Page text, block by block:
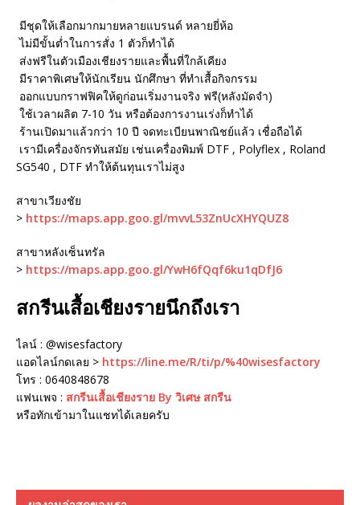
มีชุดให้เลือกมากมายหลายแบรนด์ หลายยี่ห้อ
ไม่มีขั้นต่ำในการสั่ง 1 ตัวก็ทำได้
ส่งฟรีในตัวเมืองเชียงรายและพื้นที่ใกล้เคียง
มีราคาพิเศษให้นักเรียน นักศึกษา ที่ทำเสื้อกิจกรรม
ออกแบบกราฟฟิคให้ดูก่อนเริ่มงานจริง ฟรี(หลังมัดจำ)
ใช้เวลาผลิต 7-10 วัน หรือต้องการงานเร่งก็ทำได้
ร้านเปิดมาแล้วกว่า 10 ปี จดทะเบียนพาณิชย์แล้ว เชื่อถือได้
เรามีเครื่องจักรทันสมัย เช่นเครื่องพิมพ์ DTF , Polyflex , Roland
SG540 , DTF ทำให้ต้นทุนเราไม่สูง
สาขาเวียงชัย
> https://maps.app.goo.gl/mvvL53ZnUcXHYQUZ8
สาขาหลังเซ็นทรัล
> https://maps.app.goo.gl/YwH6fQqf6ku1qDfJ6
สกรีนเสื้อเชียงรายนึกถึงเรา
ไลน์ : @wisesfactory
แอดไลน์กดเลย > https://line.me/R/ti/p/%40wisesfactory
โทร : 0640848678
แฟนเพจ : สกรีนเสื้อเชียงราย By วิเศษ สกรีน
หรือทักเข้ามาในแชทได้เลยครับ